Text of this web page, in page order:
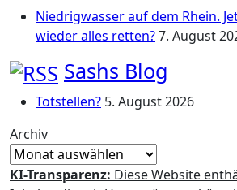
Niedrigwasser auf dem Rhein.
wieder alles retten?7. August
Sashs Blog
Totstellen? 5. August 2026
Archiv
KI-Transparenz: Diese Website